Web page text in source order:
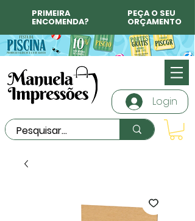
PRIMEIRA
ENCOMENDA?
PEÇA O SEU
ORÇAMENTO
Login